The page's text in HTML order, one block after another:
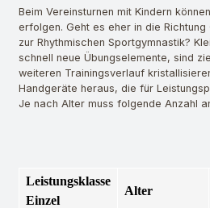
Beim Vereinsturnen mit Kindern
erfolgen. Geht es eher in die
zur Rhythmischen Sportgymnastik?
schnell neue Übungselemente, sind
weiteren Trainingsverlauf
Handgeräte heraus, die für
Je nach Alter muss folgende Anzahl
Leistungsklasse
Einzel
Alter